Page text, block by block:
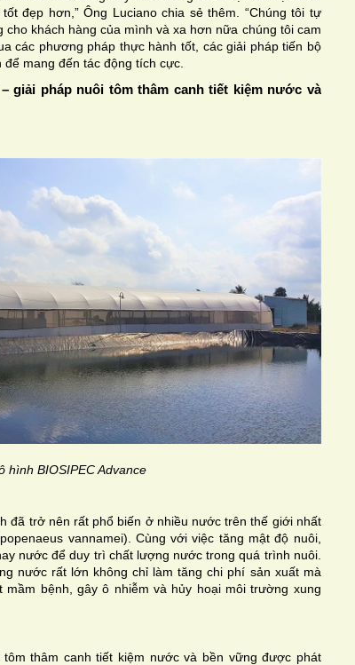
đẹp hơn,” Ông Luciano chia sẻ thêm. “Chúng tôi tự
cho khách hàng của mình và xa hơn nữa chúng tôi cam
các phương pháp thực hành tốt, các giải pháp tiến bộ
mang đến tác động tích cực.
giải pháp nuôi tôm thâm canh tiết kiệm nước và
hình BIOSIPEC Advance
đã trở nên rất phổ biến ở nhiều nước trên thế giới nhất
vannamei). Cùng với việc tăng mật độ nuôi,
nước để duy trì chất lượng nước trong quá trình nuôi.
nước rất lớn không chỉ làm tăng chi phí sản xuất mà
bệnh, gây ô nhiễm và hủy hoại môi trường xung
tôm thâm canh tiết kiệm nước và bền vững được phát